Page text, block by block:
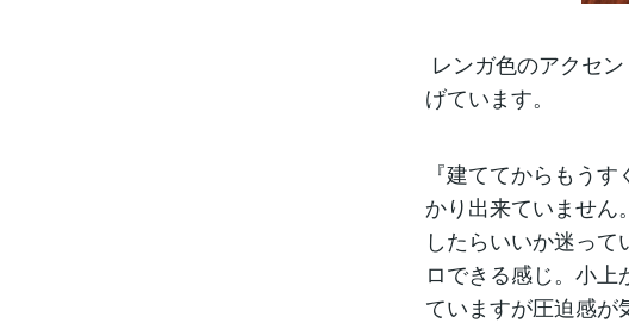
レンガ色のアクセ
げています。
『建ててからもう
かり出来ていません
したらいいか迷っ
ロできる感じ。小
ていますが圧迫感が